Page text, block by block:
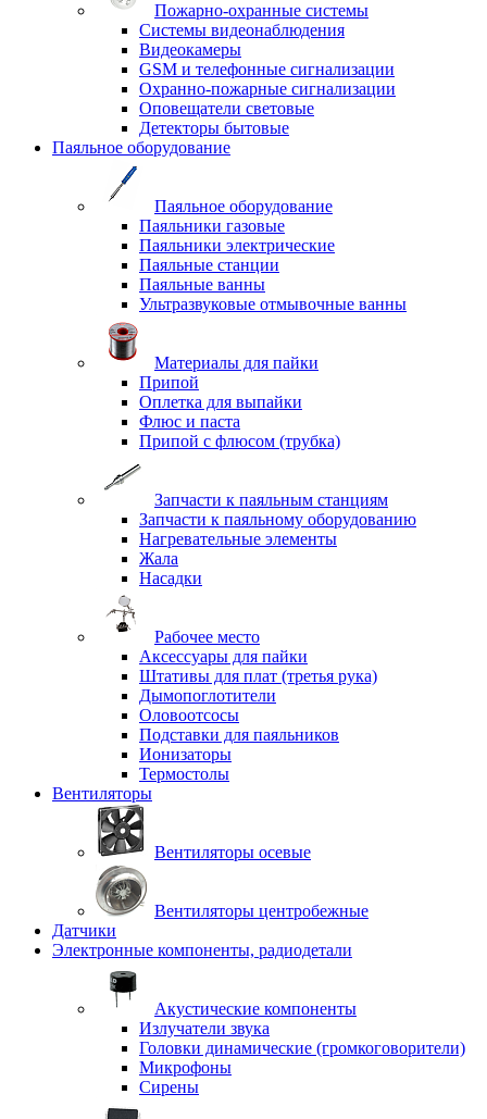
Пожарно-охранные системы
Системы видеонаблюдения
Видеокамеры
GSM и телефонные сигнализации
Охранно-пожарные сигнализации
Оповещатели световые
Детекторы бытовые
Паяльное оборудование
Паяльное оборудование
Паяльники газовые
Паяльники электрические
Паяльные станции
Паяльные ванны
Ультразвуковые отмывочные ванны
Материалы для пайки
Припой
Оплетка для выпайки
Флюс и паста
Припой с флюсом (трубка)
Запчасти к паяльным станциям
Запчасти к паяльному оборудованию
Нагревательные элементы
Жала
Насадки
Рабочее место
Аксессуары для пайки
Штативы для плат (третья рука)
Дымопоглотители
Оловоотсосы
Подставки для паяльников
Ионизаторы
Термостолы
Вентиляторы
Вентиляторы осевые
Вентиляторы центробежные
Датчики
Электронные компоненты, радиодетали
Акустические компоненты
Излучатели звука
Головки динамические (громкоговорители)
Микрофоны
Сирены